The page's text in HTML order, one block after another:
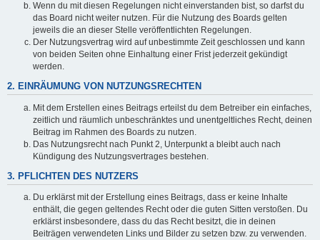
Wenn du mit diesen Regelungen nicht einverstanden bist, so darfst du
das Board nicht weiter nutzen. Für die Nutzung des Boards gelten
jeweils die an dieser Stelle veröffentlichten Regelungen.
Der Nutzungsvertrag wird auf unbestimmte Zeit geschlossen und kann
von beiden Seiten ohne Einhaltung einer Frist jederzeit gekündigt
werden.
2. EINRÄUMUNG VON NUTZUNGSRECHTEN
Mit dem Erstellen eines Beitrags erteilst du dem Betreiber ein einfaches,
zeitlich und räumlich unbeschränktes und unentgeltliches Recht, deinen
Beitrag im Rahmen des Boards zu nutzen.
Das Nutzungsrecht nach Punkt 2, Unterpunkt a bleibt auch nach
Kündigung des Nutzungsvertrages bestehen.
3. PFLICHTEN DES NUTZERS
Du erklärst mit der Erstellung eines Beitrags, dass er keine Inhalte
enthält, die gegen geltendes Recht oder die guten Sitten verstoßen. Du
erklärst insbesondere, dass du das Recht besitzt, die in deinen
Beiträgen verwendeten Links und Bilder zu setzen bzw. zu verwenden.